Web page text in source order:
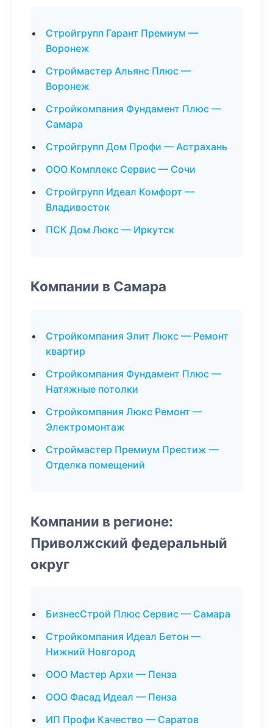
Стройгрупп Гарант Премиум —
Воронеж
Строймастер Альянс Плюс —
Воронеж
Стройкомпания Фундамент Плюс —
Самара
Стройгрупп Дом Профи — Астрахань
ООО Комплекс Сервис — Сочи
Стройгрупп Идеал Комфорт —
Владивосток
ПСК Дом Люкс — Иркутск
Компании в Самара
Стройкомпания Элит Люкс — Ремонт
квартир
Стройкомпания Фундамент Плюс —
Натяжные потолки
Стройкомпания Люкс Ремонт —
Электромонтаж
Строймастер Премиум Престиж —
Отделка помещений
Компании в регионе:
Приволжский федеральный
округ
БизнесСтрой Плюс Сервис — Самара
Стройкомпания Идеал Бетон —
Нижний Новгород
ООО Мастер Архи — Пенза
ООО Фасад Идеал — Пенза
ИП Профи Качество — Саратов